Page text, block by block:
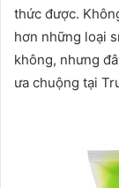
thức được.
hơn những loại
không, nhưng
ưa chuộng tại